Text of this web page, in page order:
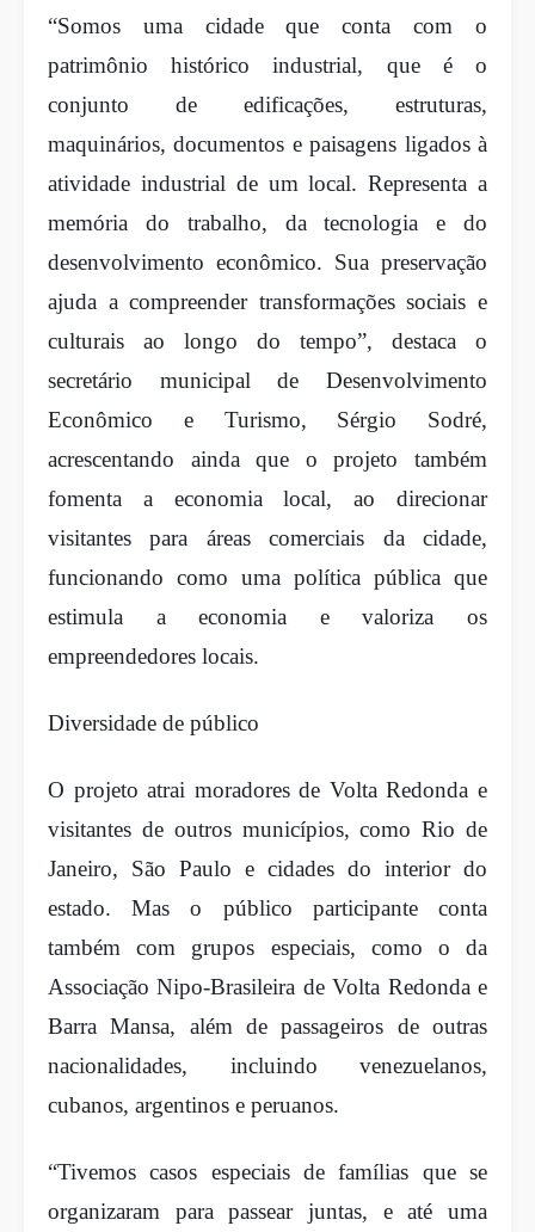
“Somos uma cidade que conta com o
patrimônio histórico industrial, que é o
conjunto de edificações, estruturas,
maquinários, documentos e paisagens ligados à
atividade industrial de um local. Representa a
memória do trabalho, da tecnologia e do
desenvolvimento econômico. Sua preservação
ajuda a compreender transformações sociais e
culturais ao longo do tempo”, destaca o
secretário municipal de Desenvolvimento
Econômico e Turismo, Sérgio Sodré,
acrescentando ainda que o projeto também
fomenta a economia local, ao direcionar
visitantes para áreas comerciais da cidade,
funcionando como uma política pública que
estimula a economia e valoriza os
empreendedores locais.
Diversidade de público
O projeto atrai moradores de Volta Redonda e
visitantes de outros municípios, como Rio de
Janeiro, São Paulo e cidades do interior do
estado. Mas o público participante conta
também com grupos especiais, como o da
Associação Nipo-Brasileira de Volta Redonda e
Barra Mansa, além de passageiros de outras
nacionalidades, incluindo venezuelanos,
cubanos, argentinos e peruanos.
“Tivemos casos especiais de famílias que se
organizaram para passear juntas, e até uma